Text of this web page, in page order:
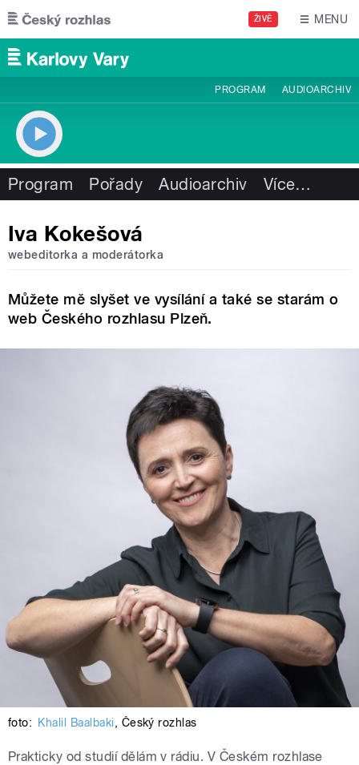
Přejít k hlavnímu obsahu
ŽIVĚ MENU
PROGRAM AUDIOARCHIV
Program Pořady Audioarchiv Více…
Iva Kokešová
webeditorka a moderátorka
Můžete mě slyšet ve vysílání a také se starám o
web Českého rozhlasu Plzeň.
foto: Khalil Baalbaki, Český rozhlas
Prakticky od studií dělám v rádiu. V Českém rozhlase